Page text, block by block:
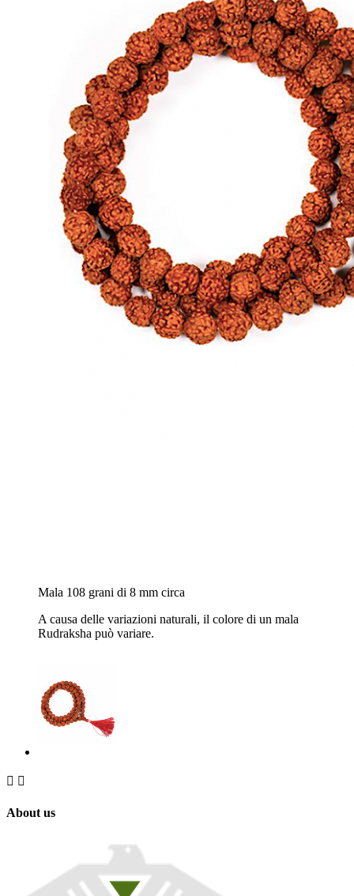
Mala 108 grani di 8 mm circa
A causa delle variazioni naturali, il colore di un mala
Rudraksha può variare.
 
About us